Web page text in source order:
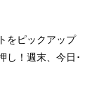
をピックアップ
し！週末、今日･